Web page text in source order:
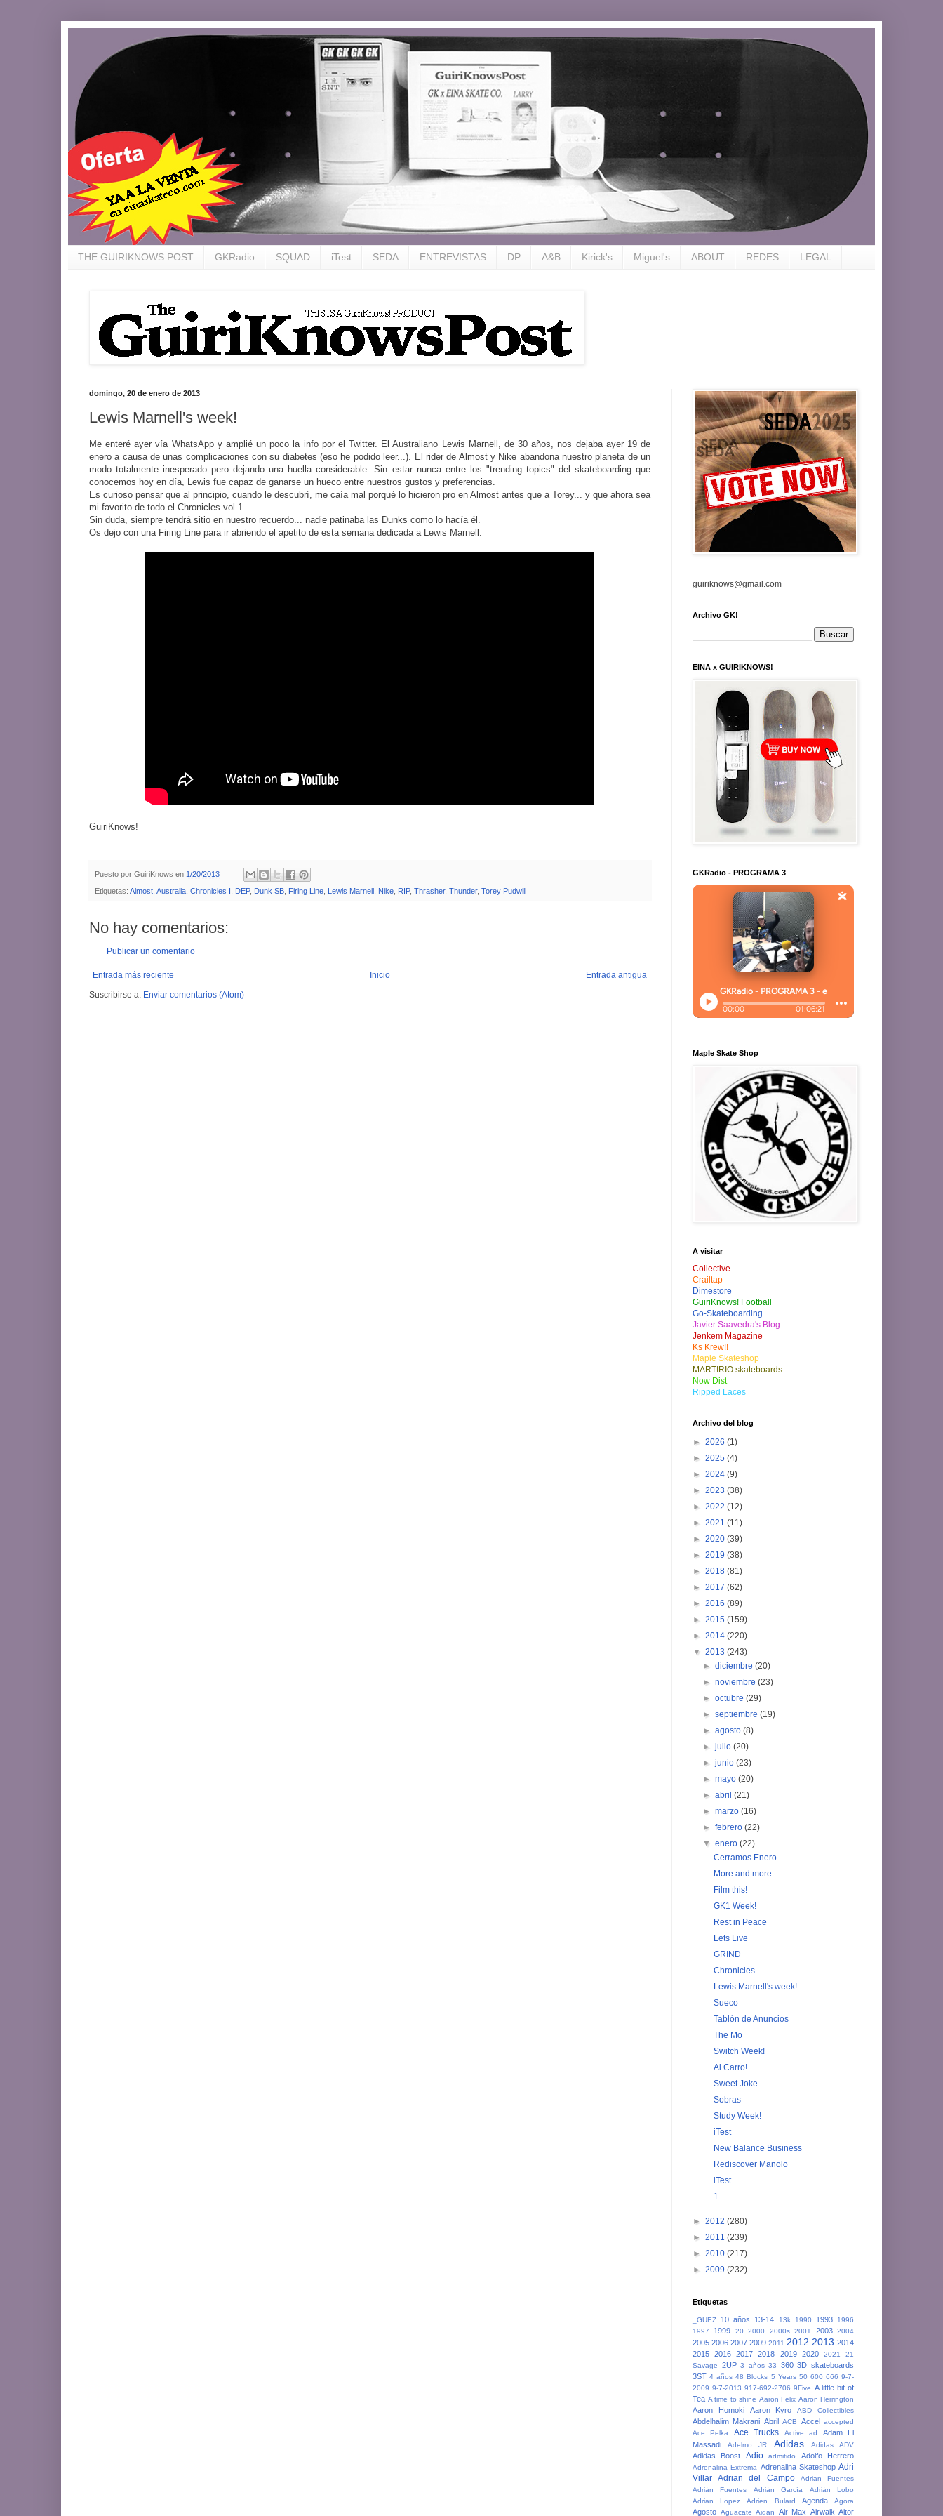
THE GUIRIKNOWS POST GKRadio SQUAD iTest SEDA ENTREVISTAS DP A&B Kirick's Miguel's ABOUT REDES LEGAL
domingo, 20 de enero de 2013
Lewis Marnell's week!
Me enteré ayer vía WhatsApp y amplié un poco la info por el Twitter. El Australiano Lewis Marnell, de 30 años, nos dejaba ayer 19 de
enero a causa de unas complicaciones con su diabetes (eso he podido leer...). El rider de Almost y Nike abandona nuestro planeta de un
modo totalmente inesperado pero dejando una huella considerable. Sin estar nunca entre los "trending topics" del skateboarding que
conocemos hoy en día, Lewis fue capaz de ganarse un hueco entre nuestros gustos y preferencias.
Es curioso pensar que al principio, cuando le descubrí, me caía mal porqué lo hicieron pro en Almost antes que a Torey... y que ahora sea
mi favorito de todo el Chronicles vol.1.
Sin duda, siempre tendrá sitio en nuestro recuerdo... nadie patinaba las Dunks como lo hacía él.
Os dejo con una Firing Line para ir abriendo el apetito de esta semana dedicada a Lewis Marnell.
GuiriKnows!
Puesto por GuiriKnows en 1/20/2013
Etiquetas: Almost Australia Chronicles I DEP, Dunk SB Firing Line Lewis Marnell Nike RIP, Thrasher, Thunder, Torey Pudwill
No hay comentarios:
Publicar un comentario
Entrada más reciente Entrada antigua
Inicio
Suscribirse a: Enviar comentarios (Atom)
guiriknows@gmail.com
Archivo GK!
EINA x GUIRIKNOWS!
GKRadio - PROGRAMA 3
Maple Skate Shop
A visitar
Collective
Crailtap
Dimestore
GuiriKnows! Football
Go-Skateboarding
Javier Saavedra's Blog
Jenkem Magazine
Ks Krew!!
Maple Skateshop
MARTIRIO skateboards
Now Dist
Ripped Laces
Archivo del blog
► 2026 (1)
► 2025 (4)
► 2024 (9)
► 2023 (38)
► 2022 (12)
► 2021 (11)
► 2020 (39)
► 2019 (38)
► 2018 (81)
► 2017 (62)
► 2016 (89)
► 2015 (159)
► 2014 (220)
▼ 2013 (243)
►diciembre(20)
►noviembre(23)
►octubre(29)
►septiembre(19)
►agosto(8)
►julio(20)
►junio(23)
►mayo(20)
►abril(21)
►marzo(16)
►febrero(22)
▼enero(22)
Cerramos Enero
More and more
Film this!
GK1 Week!
Rest in Peace
Lets Live
GRIND
Chronicles
Lewis Marnell's week!
Sueco
Tablón de Anuncios
The Mo
Switch Week!
Al Carro!
Sweet Joke
Sobras
Study Week!
iTest
New Balance Business
Rediscover Manolo
iTest
1
► 2012 (280)
► 2011 (239)
► 2010 (217)
► 2009 (232)
Etiquetas
_GUEZ 10 años 13-14 13k 1990 1993
1996
1997
1999 20 2000 2000s 2001 2003 2004
2005 2006 2007 2009 2011 2012 2013 2014
2015 2016 2017 2018 2019 2020 2021
21
Savage
2UP 3 años 33 360 3D skateboards
3ST 4 años 48 Blocks 5 Years 50 600 666 9-7-
2009 9-7-2013 917-692-2706 9Five A little bit of
Tea A time to shine Aaron Felix Aaron Herrington
Aaron Homoki Aaron Kyro ABD Collectibles
Abdelhalim Makrani Abril ACB Accel accepted
Ace Pelka
Ace Trucks Active ad
Adam El
Massadi
Adelmo JR Adidas Adidas ADV
Adidas Boost Adio admitido Adolfo Herrero
Adrenalina Extrema Adrenalina Skateshop Adri
Villar Adrian del Campo
Adrian Fuentes
Adrián Fuentes
Adrián García
Adrián Lobo
Adrian Lopez
Adrien Bulard Agenda Agora
Agosto Aguacate Aidan Air Max Airwalk Aitor